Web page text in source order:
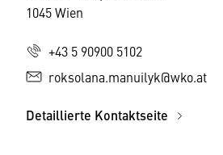
1045 Wien
+43 5 90900 5102
roksolana.manuilyk@wko.at
Detaillierte Kontaktseite